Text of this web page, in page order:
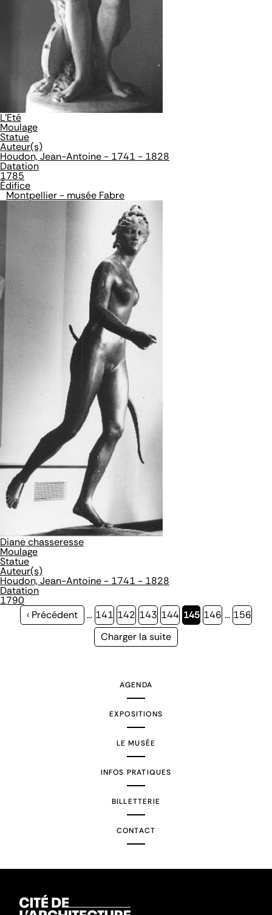
L'Eté
Moulage
Statue
Auteur(s)
Houdon, Jean-Antoine - 1741 - 1828
Datation
1785
Édifice
Montpellier - musée Fabre
Diane chasseresse
Moulage
Statue
Auteur(s)
Houdon, Jean-Antoine - 1741 - 1828
Datation
1790
Page
‹ Précédent … Page
141 Page
142 Page
143 Page
144 Page
145 Page
146 … Page
156
Page
Charger la suite
AGENDA
EXPOSITIONS
LE MUSÉE
INFOS PRATIQUES
BILLETTERIE
CONTACT